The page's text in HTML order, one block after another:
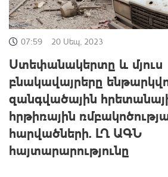
07:59 20 Սեպ, 2023
Ստեփանակերտը և մյուս
բնակավայրերը
զանգվածային
հրթիռային
հարվածների. ԼՂ ԱԳՆ
հայտարարությունը